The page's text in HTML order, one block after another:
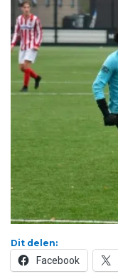
Dit delen:
Facebook